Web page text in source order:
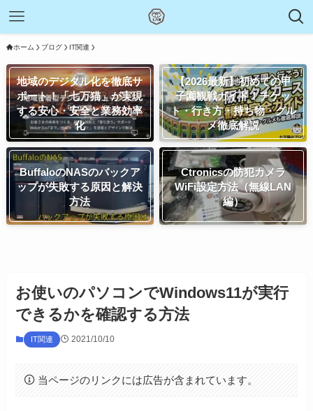
ホーム ブログ IT関連
地域のデジタル化を徹底サ
ポート！「七万猫」が実現
する安心・安全と業務効率
化
【2026最新】初めての甲
子園観戦ガイド！チケッ
ト・行き方・持ち物・グル
メ徹底解説
BuffaloのNASのバックア
ップが失敗する原因と解決
方法
Ctronicsの防犯カメラ
WiFi設定方法（無線LAN
編）
お使いのパソコンでWindows11が実行
できるかを確認する方法
IT関連 2021/10/10
当ページのリンクには広告が含まれています。